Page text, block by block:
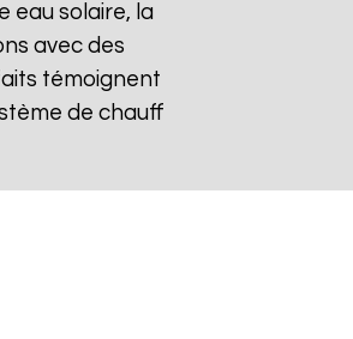
eau solaire, la
avec des
témoignent
de chauff